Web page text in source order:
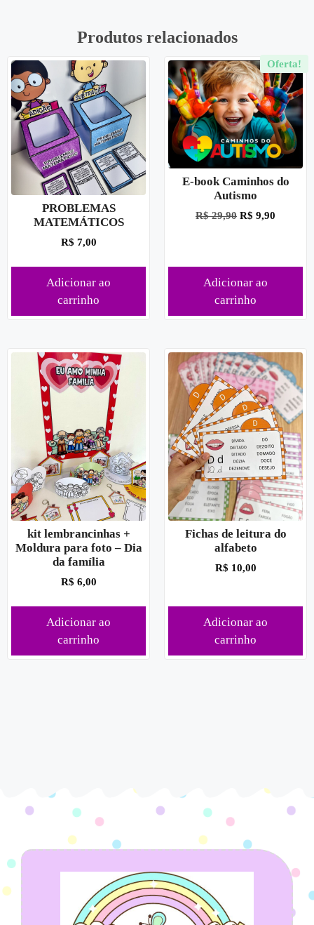
Produtos relacionados
PROBLEMAS
MATEMÁTICOS
R$ 7,00
Adicionar ao
carrinho
Oferta!
E-book Caminhos do
Autismo
R$29,90 R$ 9,90
Adicionar ao
carrinho
kit lembrancinhas +
Moldura para foto – Dia
da família
R$ 6,00
Adicionar ao
carrinho
Fichas de leitura do
alfabeto
R$ 10,00
Adicionar ao
carrinho